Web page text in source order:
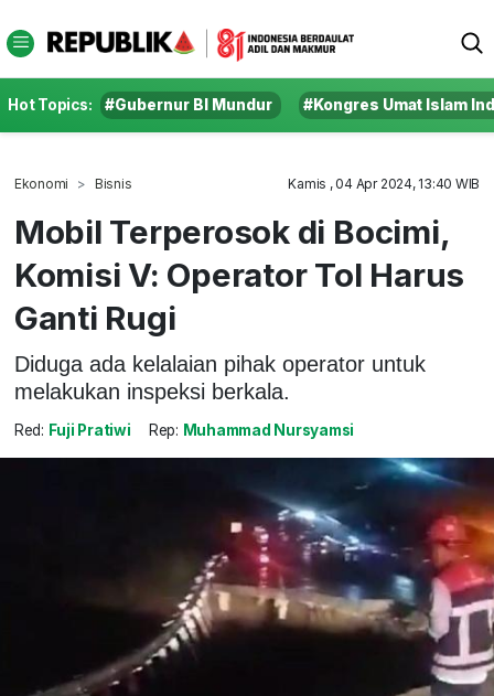
Hot Topics: #Gubernur BI Mundur #Kongres Umat Islam
Ekonomi Bisnis Kamis , 04 Apr 2024, 13:40 WIB
Mobil Terperosok di Bocimi,
Komisi V: Operator Tol Harus
Ganti Rugi
Diduga ada kelalaian pihak operator untuk
melakukan inspeksi berkala.
Red: Fuji Pratiwi Rep: Muhammad Nursyamsi